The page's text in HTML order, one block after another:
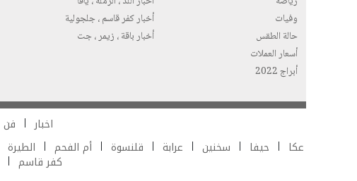
وفيات
حالة الطقس
أسعار العملات
أبراج 2022
أخبار كفر قاسم ، جلجولية
أخبار باقة ، زيمر ، جت
اخبار فن
عكا
حيفا سخنين عرابة قلنسوة أم الفحم الطيرة
كفر قاسم